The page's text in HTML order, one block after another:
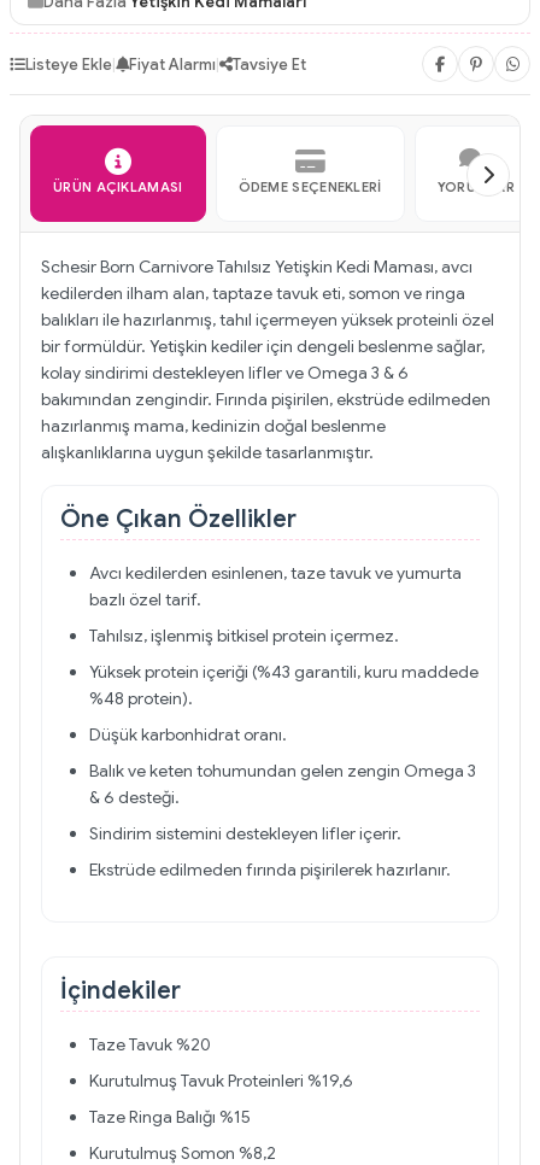
Listeye Ekle| Fiyat Alarmı| Tavsiye Et
ÜRÜN AÇIKLAMASI ÖDEME SEÇENEKLERI YORUMLAR
Schesir Born Carnivore Tahılsız Yetişkin Kedi Maması, avcı
kedilerden ilham alan, taptaze tavuk eti, somon ve ringa
balıkları ile hazırlanmış, tahıl içermeyen yüksek proteinli özel
bir formüldür. Yetişkin kediler için dengeli beslenme sağlar,
kolay sindirimi destekleyen lifler ve Omega 3 & 6
bakımından zengindir. Fırında pişirilen, ekstrüde edilmeden
hazırlanmış mama, kedinizin doğal beslenme
alışkanlıklarına uygun şekilde tasarlanmıştır.
Öne Çıkan Özellikler
Avcı kedilerden esinlenen, taze tavuk ve yumurta
bazlı özel tarif.
Tahılsız, işlenmiş bitkisel protein içermez.
Yüksek protein içeriği (%43 garantili, kuru maddede
%48 protein).
Düşük karbonhidrat oranı.
Balık ve keten tohumundan gelen zengin Omega 3
& 6 desteği.
Sindirim sistemini destekleyen lifler içerir.
Ekstrüde edilmeden fırında pişirilerek hazırlanır.
İçindekiler
Taze Tavuk %20
Kurutulmuş Tavuk Proteinleri %19,6
Taze Ringa Balığı %15
Kurutulmuş Somon %8,2